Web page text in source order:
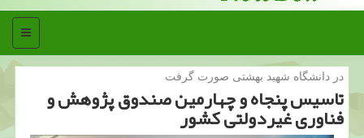
منو
در دانشگاه شهید بهشتی صورت گرفت
تاسیس پنجاه و چهارمین صندوق پژوهش و
فناوری غیردولتی كشور